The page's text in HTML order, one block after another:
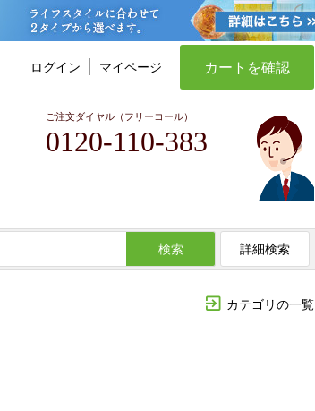
ログイン マイページ カートを確認
ご注文ダイヤル（フリーコール）
0120-110-383
検索 詳細検索
カテゴリの一覧